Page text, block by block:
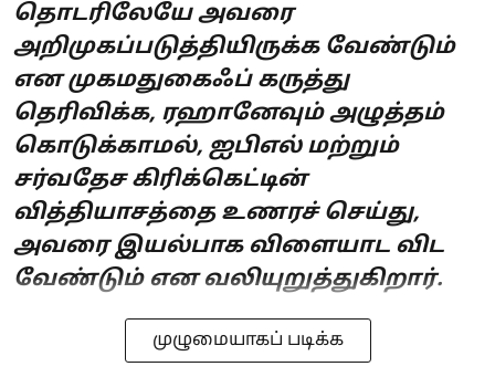
தொடரிலேயே அவரை
அறிமுகப்படுத்தியிருக்க வேண்டும்
என முகமதுகைஃப் கருத்து
தெரிவிக்க, ரஹானேவும் அழுத்தம்
கொடுக்காமல், ஐபிஎல் மற்றும்
சர்வதேச கிரிக்கெட்டின்
வித்தியாசத்தை உணரச் செய்து,
அவரை இயல்பாக விளையாட விட
வேண்டும் என வலியுறுத்துகிறார்.
முழுமையாகப் படிக்க